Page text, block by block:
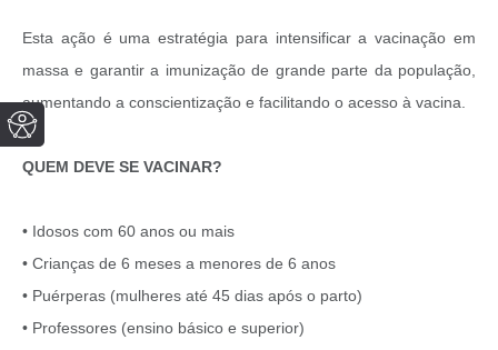
Esta ação é uma estratégia para intensificar a vacinação em
massa e garantir a imunização de grande parte da população,
aumentando a conscientização e facilitando o acesso à vacina.
QUEM DEVE SE VACINAR?
• Idosos com 60 anos ou mais
• Crianças de 6 meses a menores de 6 anos
• Puérperas (mulheres até 45 dias após o parto)
• Professores (ensino básico e superior)